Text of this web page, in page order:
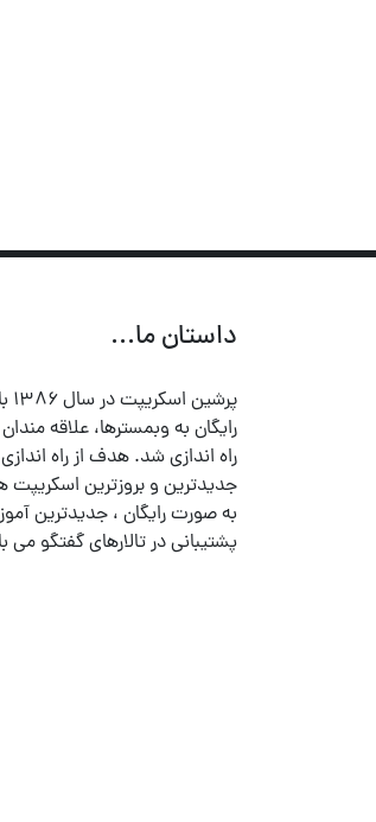
داستان ما...
رایگان به وبمسترها، علاقه
راه اندازی شد. هدف از راه
جدیدترین و بروزترین اسکریپت
به صورت رایگان ، جدیدترین
پشتیبانی در تالارهای گفتگو می